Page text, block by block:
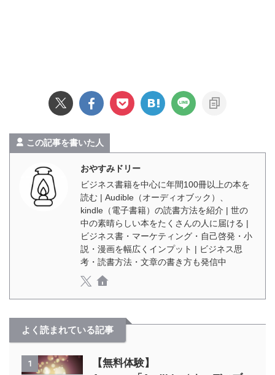
この記事を書いた人
おやすみドリー
ビジネス書籍を中心に年間100冊以上の本を
読む | Audible（オーディオブック）、
kindle（電子書籍）の読書方法を紹介 | 世の
中の素晴らしい本をたくさんの人に届ける |
ビジネス書・マーケティング・自己啓発・小
説・漫画を幅広くインプット | ビジネス思
考・読書方法・文章の書き方も発信中
よく読まれている記事
1
【無料体験】